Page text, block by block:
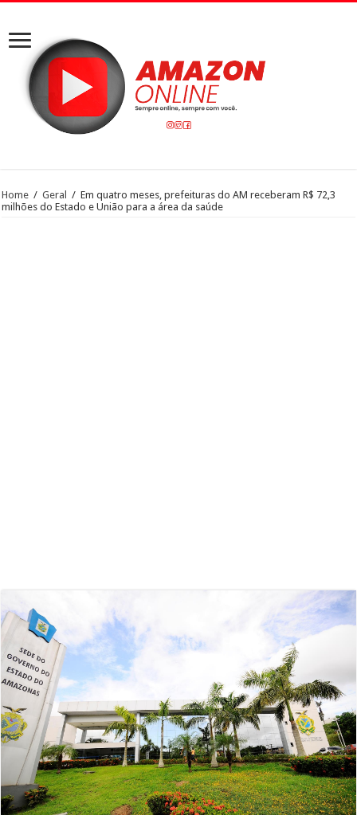
Home / Geral / Em quatro meses, prefeituras do AM receberam R$ 72,3
milhões do Estado e União para a área da saúde